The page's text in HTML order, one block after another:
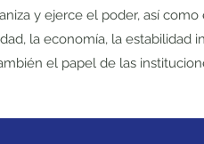
y ejerce el poder, así
la economía, la estabilidad
el papel de las